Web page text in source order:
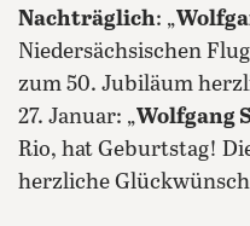
Nachträglich: „
Niedersächsischen
zum 50. Jubiläum
27. Januar: „Wolfgang
Rio, hat Geburtstag!
herzliche